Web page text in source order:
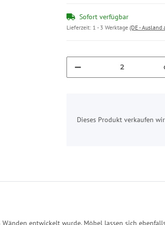
Sofort verfügbar
Lieferzeit: 1 - 3 Werktage (DE - Ausland
Dieses Produkt verkaufen